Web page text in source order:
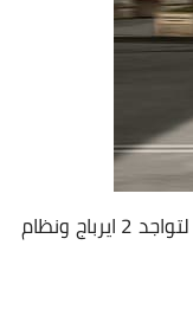
بالرغم من ذلك تعتبر السيارة جيدة على جانب الأمان مُقارنتًا بمنافسيها في السوق المصري نظرًا لتواجد 2 ايرباج ونظام